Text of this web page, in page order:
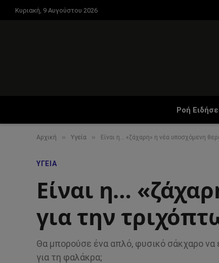
Κυριακή, 9 Αυγούστου 2026
Ροή
Αρχική » Υγεία » Είναι η… «ζάχαρη» η νέα υποσχόμενη
ΥΓΕΊΑ
Είναι η…
για την
Θα μπορούσε ένα απλό, φυσικό σάκχαρο να
για τη φαλάκρα;